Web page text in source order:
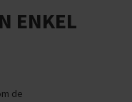
ENKEL
de